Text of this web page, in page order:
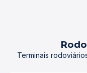
Terminais